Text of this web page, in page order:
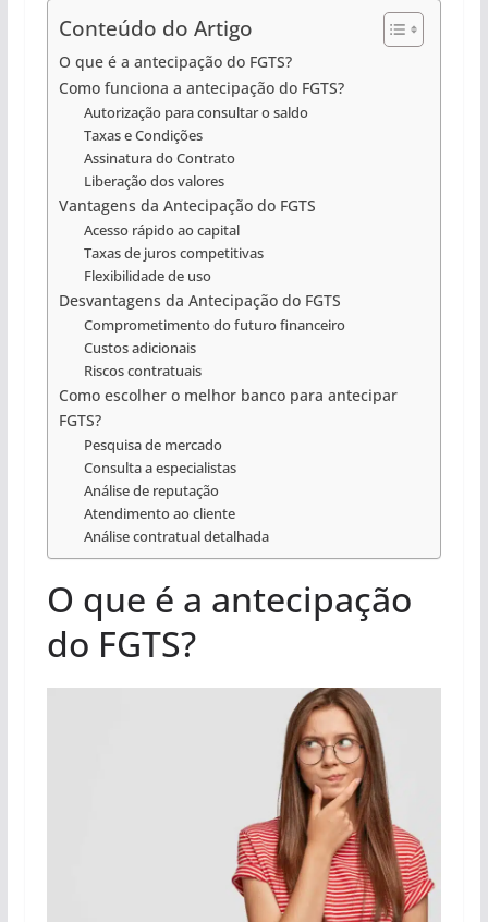
Conteúdo do Artigo
O que é a antecipação do FGTS?
Como funciona a antecipação do FGTS?
Autorização para consultar o saldo
Taxas e Condições
Assinatura do Contrato
Liberação dos valores
Vantagens da Antecipação do FGTS
Acesso rápido ao capital
Taxas de juros competitivas
Flexibilidade de uso
Desvantagens da Antecipação do FGTS
Comprometimento do futuro financeiro
Custos adicionais
Riscos contratuais
Como escolher o melhor banco para antecipar
FGTS?
Pesquisa de mercado
Consulta a especialistas
Análise de reputação
Atendimento ao cliente
Análise contratual detalhada
O que é a antecipação
do FGTS?